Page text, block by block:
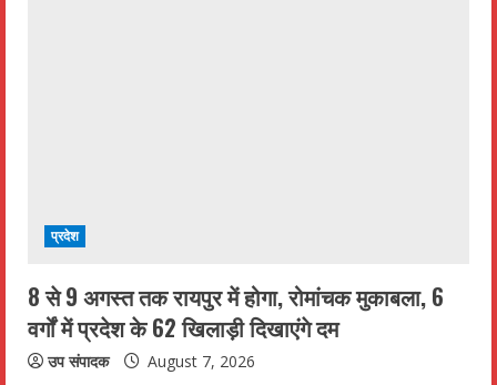
प्रदेश
8 से 9 अगस्त तक रायपुर में होगा, रोमांचक मुकाबला, 6
वर्गों में प्रदेश के 62 खिलाड़ी दिखाएंगे दम
उप संपादक August 7, 2026